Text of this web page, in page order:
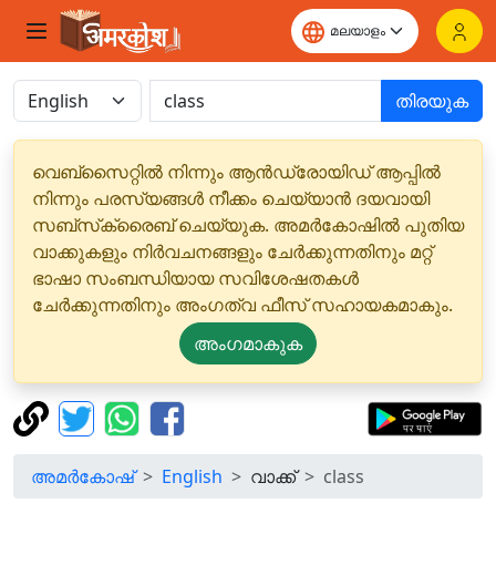
തിരയുക
വെബ്‌സൈറ്റിൽ നിന്നും ആൻഡ്രോയിഡ് ആപ്പിൽ
നിന്നും പരസ്യങ്ങൾ നീക്കം ചെയ്യാൻ ദയവായി
സബ്‌സ്‌ക്രൈബ് ചെയ്യുക. അമർകോഷിൽ പുതിയ
വാക്കുകളും നിർവചനങ്ങളും ചേർക്കുന്നതിനും മറ്റ്
ഭാഷാ സംബന്ധിയായ സവിശേഷതകൾ
ചേർക്കുന്നതിനും അംഗത്വ ഫീസ് സഹായകമാകും.
അംഗമാകുക
അമർകോഷ് English വാക്ക് class